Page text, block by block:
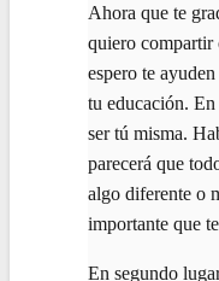
Ahora que te
quiero compartir
espero te
tu educación.
ser tú misma.
parecerá que
algo diferente o
importante que
En segundo